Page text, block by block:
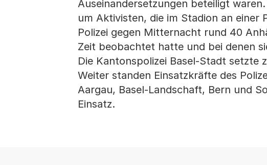
Auseinandersetzungen beteiligt
um Aktivisten, die im Stadion an
Polizei gegen Mitternacht rund 40
Zeit beobachtet hatte und bei denen
Die Kantonspolizei Basel-Stadt setzte
Weiter standen Einsatzkräfte des
Aargau, Basel-Landschaft, Bern und
Einsatz.